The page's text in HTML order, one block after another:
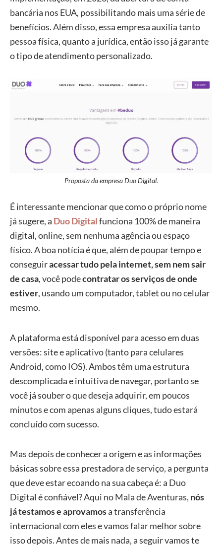
bancária nos EUA, possibilitando mais uma série de
benefícios. Além disso, essa empresa auxilia tanto
pessoa física, quanto a jurídica, então isso já garante
o tipo de atendimento personalizado.
Proposta da empresa Duo Digital.
É interessante mencionar que como o próprio nome
já sugere, a Duo Digitalfunciona 100% de maneira
digital, online, sem nenhuma agência ou espaço
físico. A boa notícia é que, além de poupar tempo e
conseguiracessar tudo pela internet, sem nem sair
de casa, você podecontratar os serviços de onde
estiver, usando um computador, tablet ou no celular
mesmo.
A plataforma está disponível para acesso em duas
versões: site e aplicativo (tanto para celulares
Android, como IOS). Ambos têm uma estrutura
descomplicada e intuitiva de navegar, portanto se
você já souber o que deseja adquirir, em poucos
minutos e com apenas alguns cliques, tudo estará
concluído com sucesso.
Mas depois de conhecer a origem e as informações
básicas sobre essa prestadora de serviço, a pergunta
que deve estar ecoando na sua cabeça é: a Duo
Digital é confiável? Aqui no Mala de Aventuras, nós
já testamos e aprovamosa transferência
internacional com eles e vamos falar melhor sobre
isso depois. Antes de mais nada, a seguir vamos te